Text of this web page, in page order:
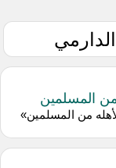
المسلمين
من المسلمين»